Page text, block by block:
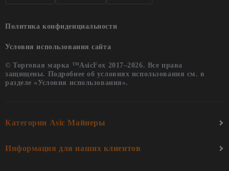
Политика конфиденциальности
Условия использования сайта
© Торговая марка ™AsicFox 2017–2026. Все права
защищены. Подробнее об условиях использования см. в
разделе «Условия использования».
Категории Asic Майнеры
Информация для наших клиентов